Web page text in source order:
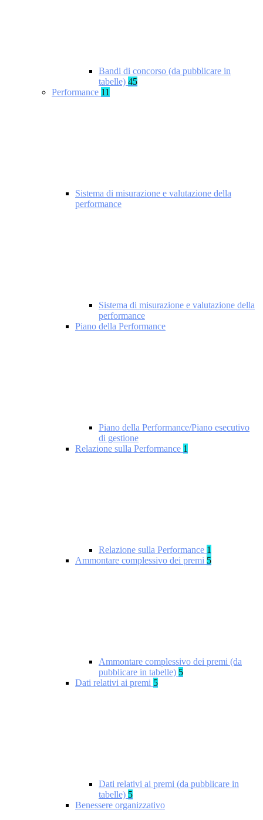
Bandi di concorso (da pubblicare in
tabelle) 45
Performance 11
Sistema di misurazione e valutazione della
performance
Sistema di misurazione e valutazione della
performance
Piano della Performance
Piano della Performance/Piano esecutivo
di gestione
Relazione sulla Performance 1
Relazione sulla Performance 1
Ammontare complessivo dei premi 5
Ammontare complessivo dei premi (da
pubblicare in tabelle) 5
Dati relativi ai premi 5
Dati relativi ai premi (da pubblicare in
tabelle) 5
Benessere organizzativo